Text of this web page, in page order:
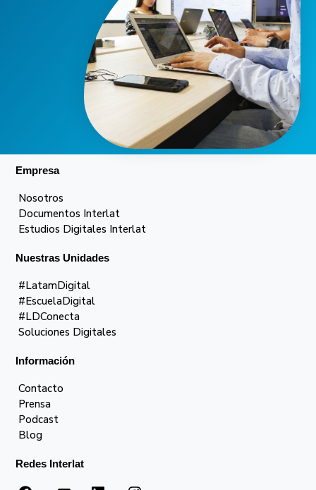
Empresa
Nosotros
Documentos Interlat
Estudios Digitales Interlat
Nuestras Unidades
#LatamDigital
#EscuelaDigital
#LDConecta
Soluciones Digitales
Información
Contacto
Prensa
Podcast
Blog
Redes Interlat